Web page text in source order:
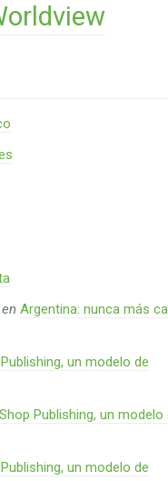
en Argentina: nunca más
un modelo de
Publishing, un modelo
un modelo de